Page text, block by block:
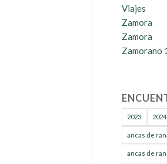
Viajes
Zamora
Zamora
Zamorano
2023 2024
ancas de
ancas de